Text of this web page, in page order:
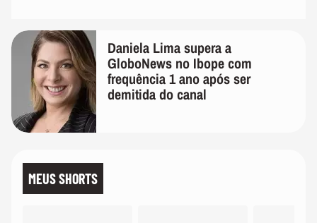
Daniela Lima supera a
GloboNews no Ibope com
frequência 1 ano após ser
demitida do canal
MEUS SHORTS